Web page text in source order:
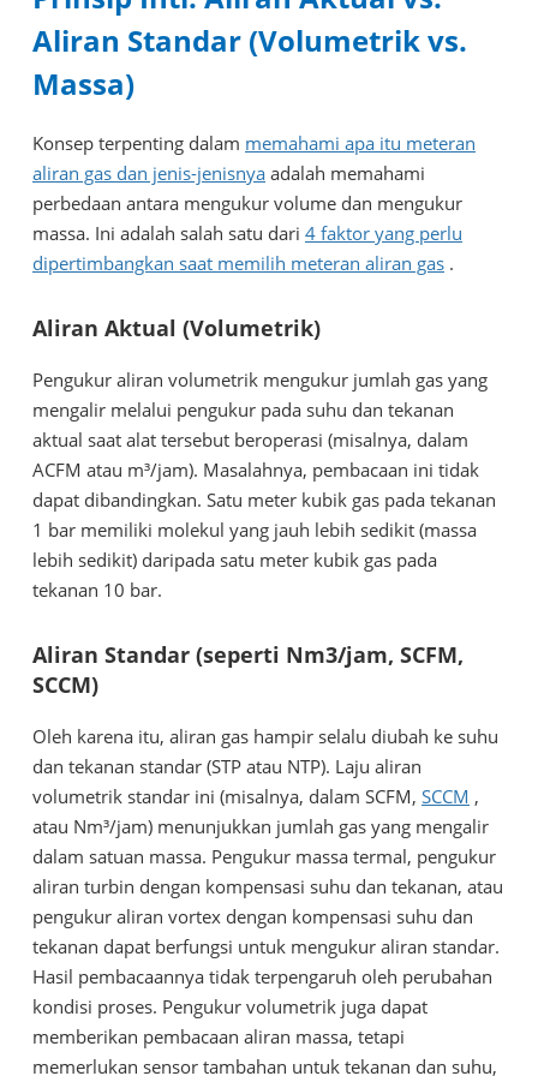
Aliran Standar (Volumetrik vs.
Massa)
Konsep terpenting dalam memahami apa itu meteran
aliran gas dan jenis-jenisnya adalah memahami
perbedaan antara mengukur volume dan mengukur
massa. Ini adalah salah satu dari 4 faktor yang perlu
dipertimbangkan saat memilih meteran aliran gas .
Aliran Aktual (Volumetrik)
Pengukur aliran volumetrik mengukur jumlah gas yang
mengalir melalui pengukur pada suhu dan tekanan
aktual saat alat tersebut beroperasi (misalnya, dalam
ACFM atau m³/jam). Masalahnya, pembacaan ini tidak
dapat dibandingkan. Satu meter kubik gas pada tekanan
1 bar memiliki molekul yang jauh lebih sedikit (massa
lebih sedikit) daripada satu meter kubik gas pada
tekanan 10 bar.
Aliran Standar (seperti Nm3/jam, SCFM,
SCCM)
Oleh karena itu, aliran gas hampir selalu diubah ke suhu
dan tekanan standar (STP atau NTP). Laju aliran
volumetrik standar ini (misalnya, dalam SCFM, SCCM ,
atau Nm³/jam) menunjukkan jumlah gas yang mengalir
dalam satuan massa. Pengukur massa termal, pengukur
aliran turbin dengan kompensasi suhu dan tekanan, atau
pengukur aliran vortex dengan kompensasi suhu dan
tekanan dapat berfungsi untuk mengukur aliran standar.
Hasil pembacaannya tidak terpengaruh oleh perubahan
kondisi proses. Pengukur volumetrik juga dapat
memberikan pembacaan aliran massa, tetapi
memerlukan sensor tambahan untuk tekanan dan suhu,